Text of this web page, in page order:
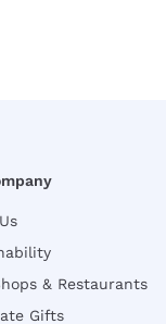
& Restaurants
Gifts